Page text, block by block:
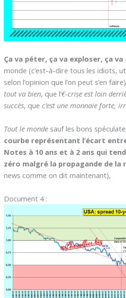
Ça va péter, ça va exploser, ça
monde (c’est-à-dire tous les idiots,
selon l’opinion que l’on peut s’en
tout va bien, que l’€-crise est loin
succès, que c’est une monnaie forte,
Tout le mondesauf les bons
courbe représentant l’écart
Notes à 10 ans et à 2 ans qui
zéro malgré la propagande de la
news comme on dit maintenant),
Document 4 :